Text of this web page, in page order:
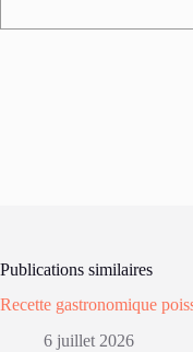
Publications similaires
Recette gastronomique
6 juillet 2026